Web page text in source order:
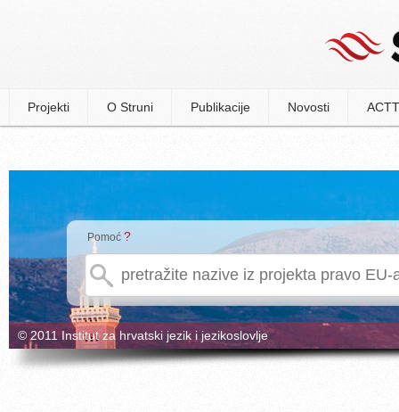
Projekti O Struni Publikacije Novosti
Pomoć ?
© 2011 Institut za hrvatski jezik i jezikoslovlje